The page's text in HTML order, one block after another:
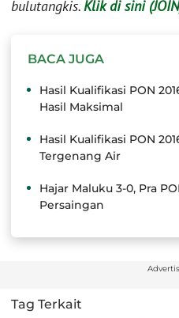
bulutangkis. Klik di sini
BACA JUGA
Hasil Kualifikasi PON
Hasil Maksimal
Hasil Kualifikasi PON
Tergenang Air
Hajar Maluku 3-0, Pra
Persaingan
Tag Terkait